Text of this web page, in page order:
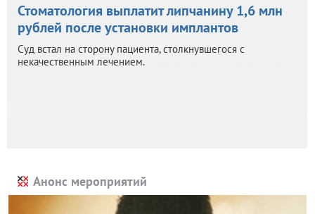
Стоматология выплатит липчанину 1,6 млн
рублей после установки имплантов
Суд встал на сторону пациента, столкнувшегося с
некачественным лечением.
Анонс мероприятий